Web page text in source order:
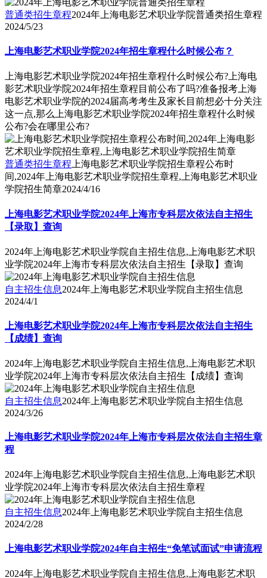
普通类招生章程2024年上海电影艺术职业学院普通类招生章程
2024/5/23
上海电影艺术职业学院2024年招生章程什么时候公布？
上海电影艺术职业学院2024年招生章程什么时候公布?上海电
影艺术职业学院2024年招生章程目前公布了吗?准备报考上海
电影艺术职业学院的2024届高考考生及家长目前想必十分关注
这一点,那么上海电影艺术职业学院2024年招生章程什么时候
公布?会在哪里公布?
普通类招生章程 上海电影艺术职业学院招生章程公布时
间,2024年上海电影艺术职业学院招生章程,上海电影艺术职业
学院招生简章2024/4/16
上海电影艺术职业学院2024年上海市专科层次依法自主招生
【录取】查询
2024年上海电影艺术职业学院自主招生信息,上海电影艺术职
业学院2024年上海市专科层次依法自主招生【录取】查询
自主招生信息2024年上海电影艺术职业学院自主招生信息
2024/4/1
上海电影艺术职业学院2024年上海市专科层次依法自主招生
【成绩】查询
2024年上海电影艺术职业学院自主招生信息,上海电影艺术职
业学院2024年上海市专科层次依法自主招生【成绩】查询
自主招生信息2024年上海电影艺术职业学院自主招生信息
2024/3/26
上海电影艺术职业学院2024年上海市专科层次依法自主招生章
程
2024年上海电影艺术职业学院自主招生信息,上海电影艺术职
业学院2024年上海市专科层次依法自主招生章程
自主招生信息2024年上海电影艺术职业学院自主招生信息
2024/2/28
上海电影艺术职业学院2024年自主招生“免笔试面试”申请流程
2024年上海电影艺术职业学院自主招生信息,上海电影艺术职